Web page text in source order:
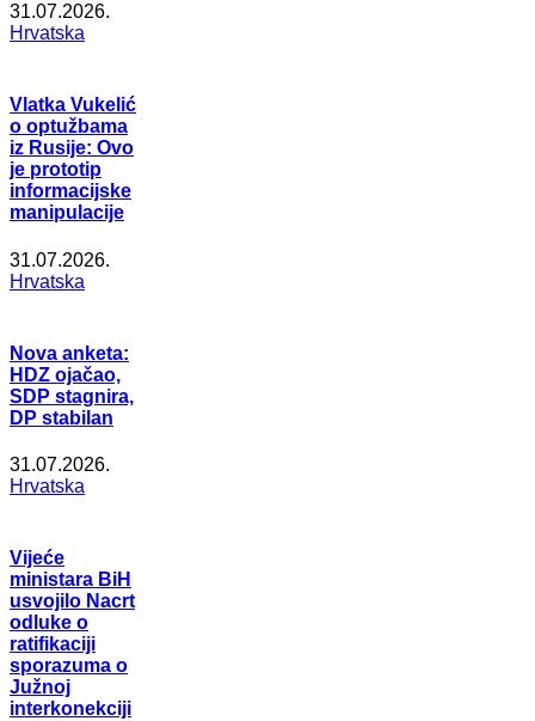
31.07.2026.
Hrvatska
Vlatka Vukelić
o optužbama
iz Rusije: Ovo
je prototip
informacijske
manipulacije
31.07.2026.
Hrvatska
Nova anketa:
HDZ ojačao,
SDP stagnira,
DP stabilan
31.07.2026.
Hrvatska
Vijeće
ministara BiH
usvojilo Nacrt
odluke o
ratifikaciji
sporazuma o
Južnoj
interkonekciji